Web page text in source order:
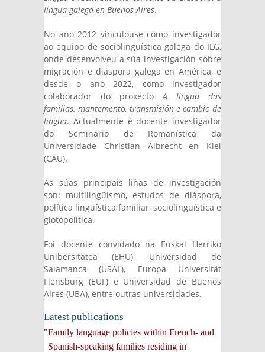
lingua galega en Buenos Aires.
No ano 2012 vinculouse como investigador
ao equipo de sociolingüística galega do ILG,
onde desenvolveu a súa investigación sobre
migración e diáspora galega en América, e
desde o ano 2022, como investigador
colaborador do proxectoA lingua das
familias: mantemento, transmisión e cambio de
lingua. Actualmente é docente investigador
do Seminario de Romanística da
Universidade Christian Albrecht en Kiel
(CAU).
As súas principais liñas de investigación
son: multilingüismo, estudos de diáspora,
política lingüística familiar, sociolingüística e
glotopolítica.
Foi docente convidado na Euskal Herriko
Unibersitatea (EHU), Universidad de
Salamanca (USAL), Europa Universität
Flensburg (EUF) e Universidad de Buenos
Aires (UBA), entre outras universidades.
Latest publications
"Family language policies within French- and
Spanish-speaking families residing in